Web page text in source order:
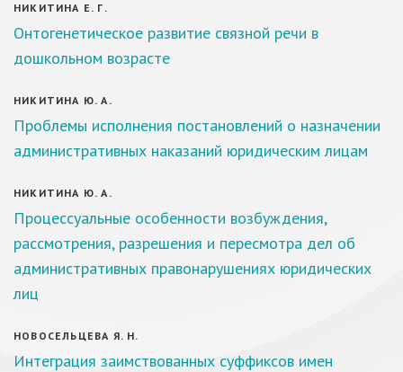
НИКИТИНА Е. Г.
Онтогенетическое развитие связной речи в
дошкольном возрасте
НИКИТИНА Ю. А.
Проблемы исполнения постановлений о назначении
административных наказаний юридическим лицам
НИКИТИНА Ю. А.
Процессуальные особенности возбуждения,
рассмотрения, разрешения и пересмотра дел об
административных правонарушениях юридических
лиц
НОВОСЕЛЬЦЕВА Я. Н.
Интеграция заимствованных суффиксов имен